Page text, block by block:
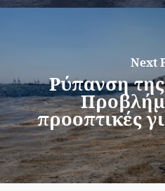
Next
Ρύπανση
προοπτικές